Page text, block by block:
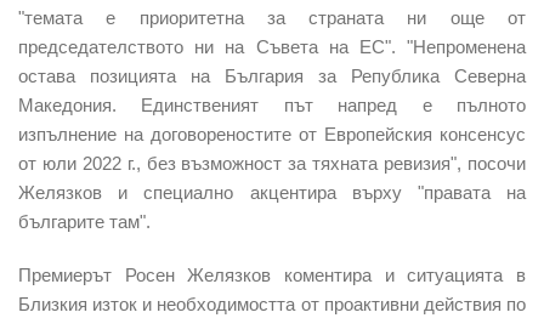
"темата е приоритетна за страната ни още от
председателството ни на Съвета на ЕС". "Непроменена
остава позицията на България за Република Северна
Македония. Единственият път напред е пълното
изпълнение на договореностите от Европейския консенсус
от юли 2022 г., без възможност за тяхната ревизия", посочи
Желязков и специално акцентира върху "правата на
българите там".
Премиерът Росен Желязков коментира и ситуацията в
Близкия изток и необходимостта от проактивни действия по